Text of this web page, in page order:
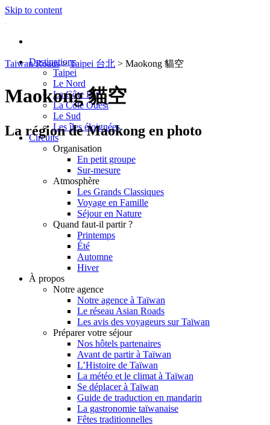
Skip to content
Destinations
Taipei
Le Nord
La Côte Est
La Côte Ouest
Le Sud
Les îles éloignées
Circuits
Organisation
En petit groupe
Sur-mesure
Atmosphère
Les Grands Classiques
Voyage en Famille
Séjour en Nature
Quand faut-il partir ?
Printemps
Été
Automne
Hiver
À propos
Notre agence
Notre agence à Taïwan
Le réseau Asian Roads
Les avis des voyageurs sur Taïwan
Préparer votre séjour
Nos hôtels partenaires
Avant de partir à Taïwan
L’Histoire de Taïwan
La météo et le climat à Taïwan
Se déplacer à Taïwan
Guide de traduction en mandarin
La gastronomie taïwanaise
Fêtes traditionnelles
Taiwan Roads > Taipei 台北 > Maokong 貓空
Maokong 貓空
La région de Maokong en photo